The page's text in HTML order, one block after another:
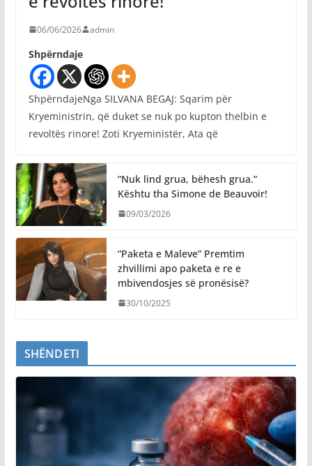
06/06/2026 admin
Shpërndaje
ShpërndajeNga SILVANA BEGAJ: Sqarim për
Kryeministrin, që duket se nuk po kupton thelbin e
revoltës rinore! Zoti Kryeministër, Ata që
“Nuk lind grua, bëhesh grua.”
Kështu tha Simone de Beauvoir!
09/03/2026
“Paketa e Maleve” Premtim
zhvillimi apo paketa e re e
mbivendosjes së pronësisë?
30/10/2025
SHËNDETI